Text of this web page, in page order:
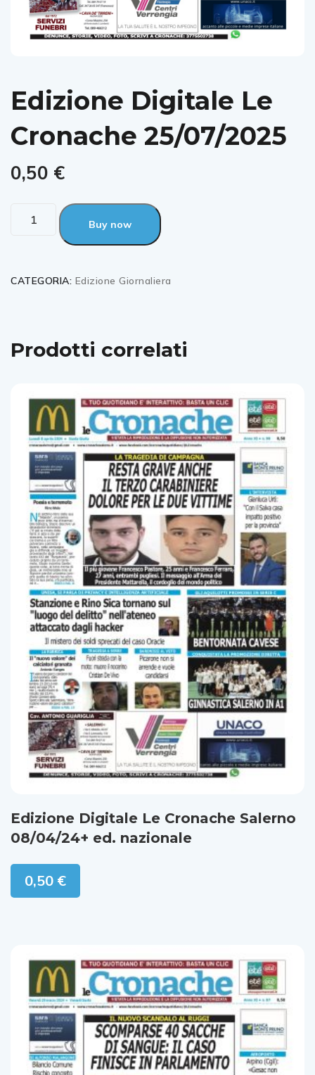
Edizione Digitale Le
Cronache 25/07/2025
0,50 €
Buy now
CATEGORIA: Edizione Giornaliera
Prodotti correlati
Edizione Digitale Le Cronache Salerno
08/04/24+ ed. nazionale
0,50 €